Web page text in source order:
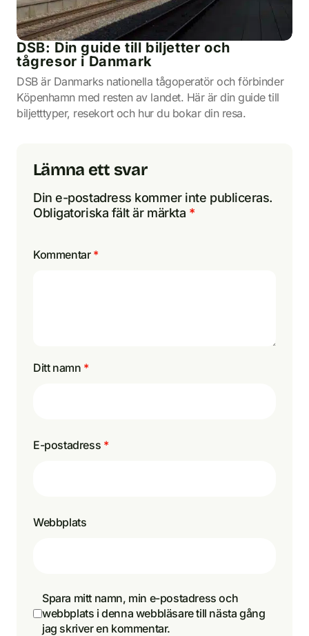
DSB: Din guide till biljetter och
tågresor i Danmark
DSB är Danmarks nationella tågoperatör och förbinder
Köpenhamn med resten av landet. Här är din guide till
biljetttyper, resekort och hur du bokar din resa.
Lämna ett svar
Din e-postadress kommer inte publiceras.
Obligatoriska fält är märkta *
Kommentar *
Ditt namn *
E-postadress *
Webbplats
Spara mitt namn, min e-postadress och
webbplats i denna webbläsare till nästa gång
jag skriver en kommentar.